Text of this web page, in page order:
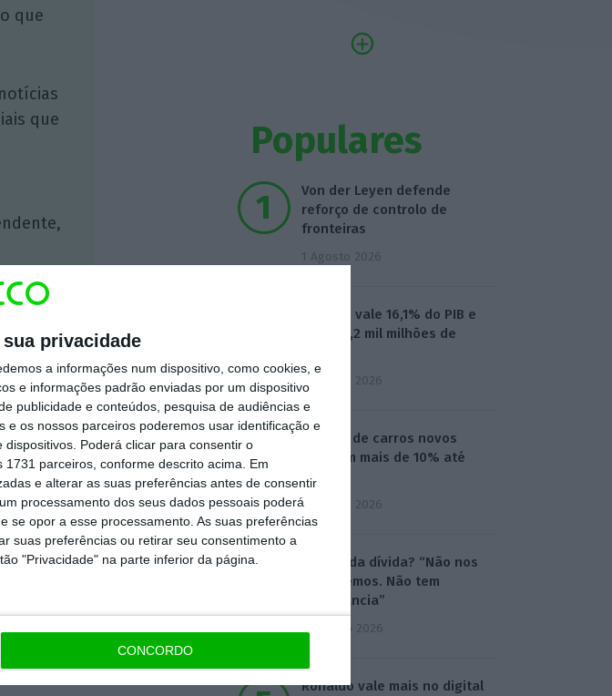
privacidade
a informações num dispositivo, como cookies, e
e informações padrão enviadas por um dispositivo
publicidade e conteúdos, pesquisa de audiências e
e os nossos parceiros poderemos usar identificação e
Poderá clicar para consentir o
parceiros, conforme descrito acima. Em
e alterar as suas preferências antes de consentir
processamento dos seus dados pessoais poderá
se opor a esse processamento. As suas preferências
suas preferências ou retirar seu consentimento a
"Privacidade" na parte inferior da página.
CONCORDO
que
que
Populares
Von der Leyen defende
reforço de controlo de
fronteiras
1 Agosto 2026
Turismo vale 16,1% do PIB e
gera 36,2 mil milhões de
3 Agosto 2026
Vendas de carros novos
crescem mais de 10% até
julho
3 Agosto 2026
Subida da dívida? “Não nos
assustemos. Não tem
importância”
4 Agosto 2026
Ronaldo vale mais no digital